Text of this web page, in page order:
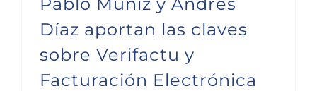
Díaz aportan las claves
sobre Verifactu y
Facturación Electrónica